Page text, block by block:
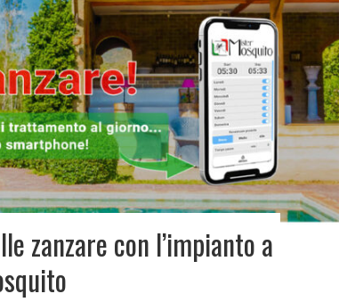
zanzare con l’impianto a